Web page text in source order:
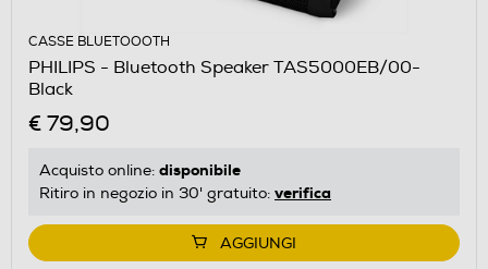
CASSE BLUETOOOTH
PHILIPS - Bluetooth Speaker TAS5000EB/00-
Black
€ 79,90
Acquisto online: disponibile
Ritiro in negozio in 30' gratuito: verifica
AGGIUNGI